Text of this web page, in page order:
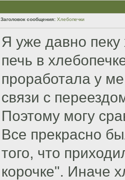
Заголовок сообщения: Хлебопечки
Я уже давно
печь в
проработала у
связи с
Поэтому могу
Все прекрасно
того, что
корочке". Иначе